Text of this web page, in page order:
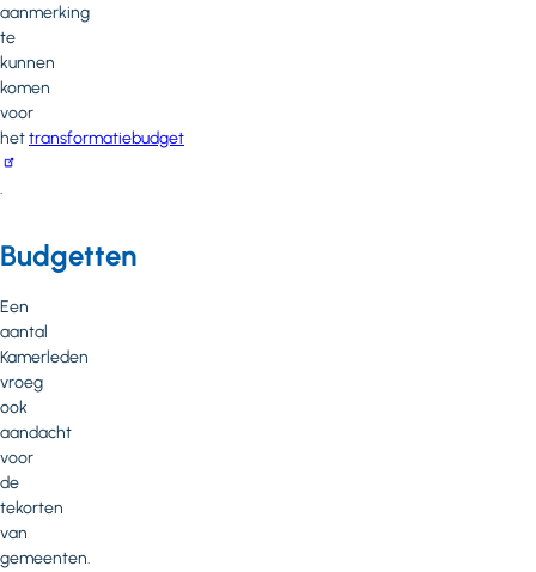
aanmerking
te
kunnen
komen
voor
hettransformatiebudget
.
Budgetten
Een
aantal
Kamerleden
vroeg
ook
aandacht
voor
de
tekorten
van
gemeenten.